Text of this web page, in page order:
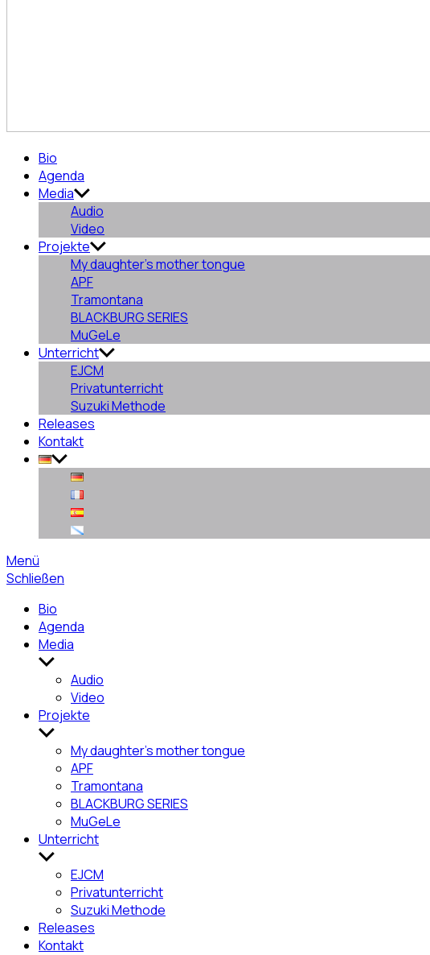
Pajón
Fernández
Bio
Agenda
Media
Audio
Video
Projekte
My daughter’s mother tongue
APF
Tramontana
BLACKBURG SERIES
MuGeLe
Unterricht
EJCM
Privatunterricht
Suzuki Methode
Releases
Kontakt
Menü
Schließen
Bio
Agenda
Media
Untermenü
anzeigen
Audio
Video
Projekte
Untermenü
anzeigenMy daughter’s mother tongue
APF
Tramontana
BLACKBURG SERIES
MuGeLe
Unterricht
Untermenü
anzeigen
EJCM
Privatunterricht
Suzuki Methode
Releases
Kontakt